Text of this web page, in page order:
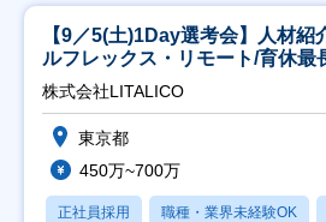
【9／5(土)1Day選考会】人材紹
ルフレックス・リモート/育休最
株式会社LITALICO
東京都
450万~700万
正社員採用 職種・業界未経験OK